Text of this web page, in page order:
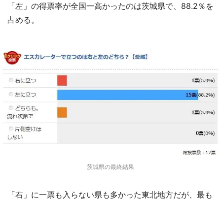
「左」の得票率が全国一高かったのは茨城県で、88.2％を
占める。
茨城県の最終結果
「右」に一票も入らない県も多かった東北地方だが、最も